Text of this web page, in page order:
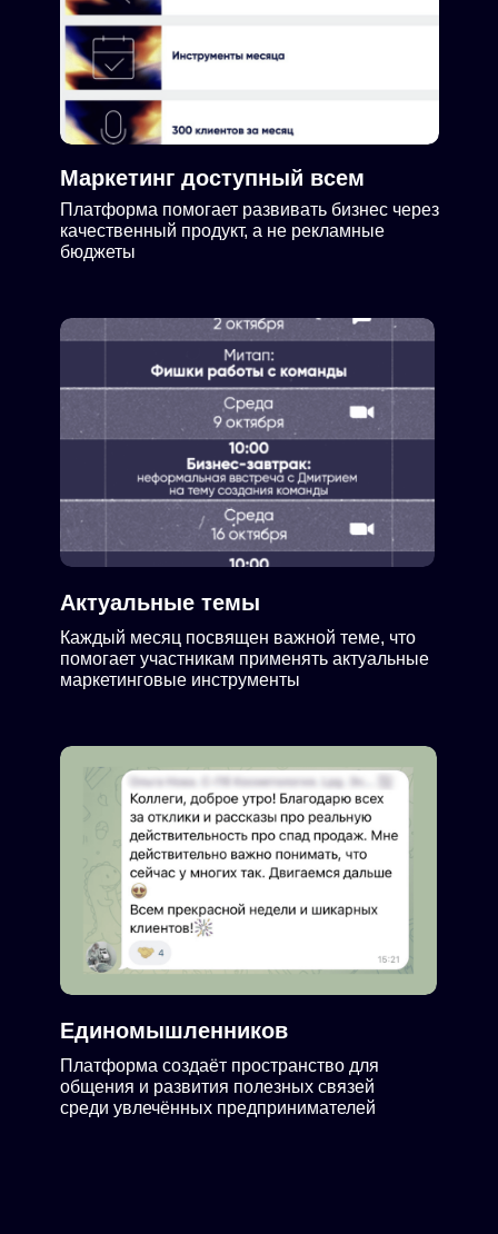
Актуальные темы
Единомышленников
Каждый месяц посвящен важной теме, что
помогает участникам применять актуальные
маркетинговые инструменты
Платформа создаёт пространство для
общения и развития полезных связей
среди увлечённых предпринимателей
Маркетинг доступный всем
Платформа помогает развивать бизнес через
качественный продукт, а не рекламные
бюджеты